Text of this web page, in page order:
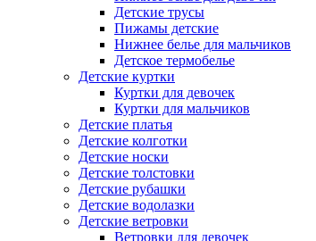
Детские трусы
Пижамы детские
Нижнее белье для мальчиков
Детское термобелье
Детские куртки
Куртки для девочек
Куртки для мальчиков
Детские платья
Детские колготки
Детские носки
Детские толстовки
Детские рубашки
Детские водолазки
Детские ветровки
Ветровки для девочек